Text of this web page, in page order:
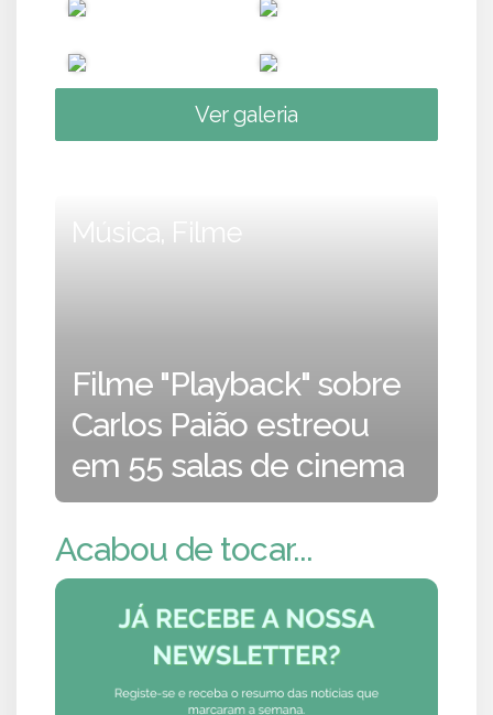
Ver galeria
Música, Filme
Filme "Playback" sobre
Carlos Paião estreou
em 55 salas de cinema
Acabou de tocar...